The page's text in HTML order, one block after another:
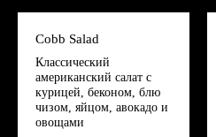
Сobb Salad
Классический
американский салат с
курицей, беконом, блю
чизом, яйцом, авокадо и
овощами